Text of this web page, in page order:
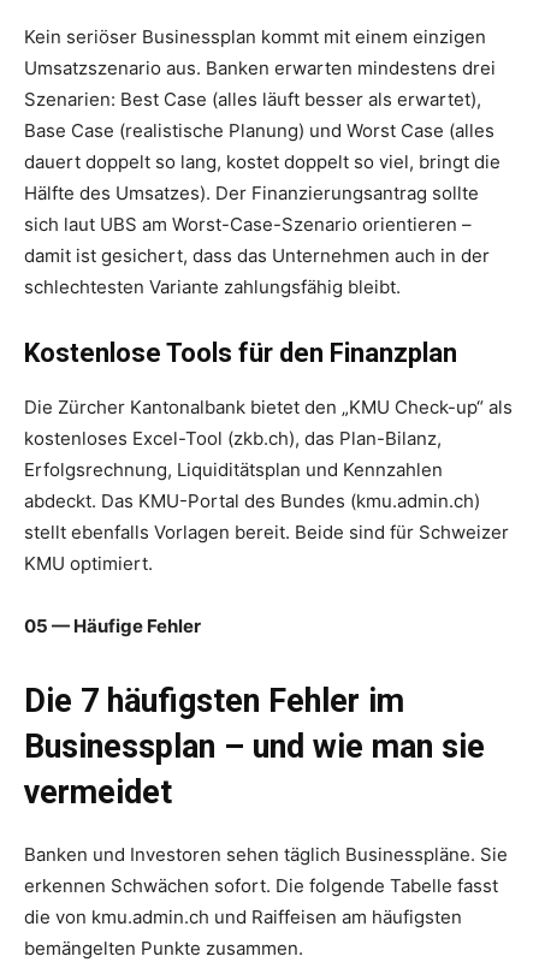
Kein seriöser Businessplan kommt mit einem einzigen
Umsatzszenario aus. Banken erwarten mindestens drei
Szenarien: Best Case (alles läuft besser als erwartet),
Base Case (realistische Planung) und Worst Case (alles
dauert doppelt so lang, kostet doppelt so viel, bringt die
Hälfte des Umsatzes). Der Finanzierungsantrag sollte
sich laut UBS am Worst-Case-Szenario orientieren –
damit ist gesichert, dass das Unternehmen auch in der
schlechtesten Variante zahlungsfähig bleibt.
Kostenlose Tools für den Finanzplan
Die Zürcher Kantonalbank bietet den „KMU Check-up“ als
kostenloses Excel-Tool (zkb.ch), das Plan-Bilanz,
Erfolgsrechnung, Liquiditätsplan und Kennzahlen
abdeckt. Das KMU-Portal des Bundes (kmu.admin.ch)
stellt ebenfalls Vorlagen bereit. Beide sind für Schweizer
KMU optimiert.
05 — Häufige Fehler
Die 7 häufigsten Fehler im
Businessplan – und wie man sie
vermeidet
Banken und Investoren sehen täglich Businesspläne. Sie
erkennen Schwächen sofort. Die folgende Tabelle fasst
die von kmu.admin.ch und Raiffeisen am häufigsten
bemängelten Punkte zusammen.